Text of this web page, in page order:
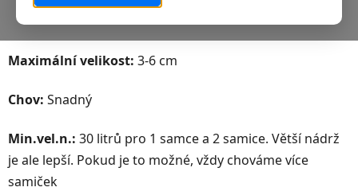
Maximální velikost: 3-6 cm
Chov: Snadný
Min.vel.n.: 30 litrů pro 1 samce a 2 samice. Větší nádrž
je ale lepší. Pokud je to možné, vždy chováme více
samiček